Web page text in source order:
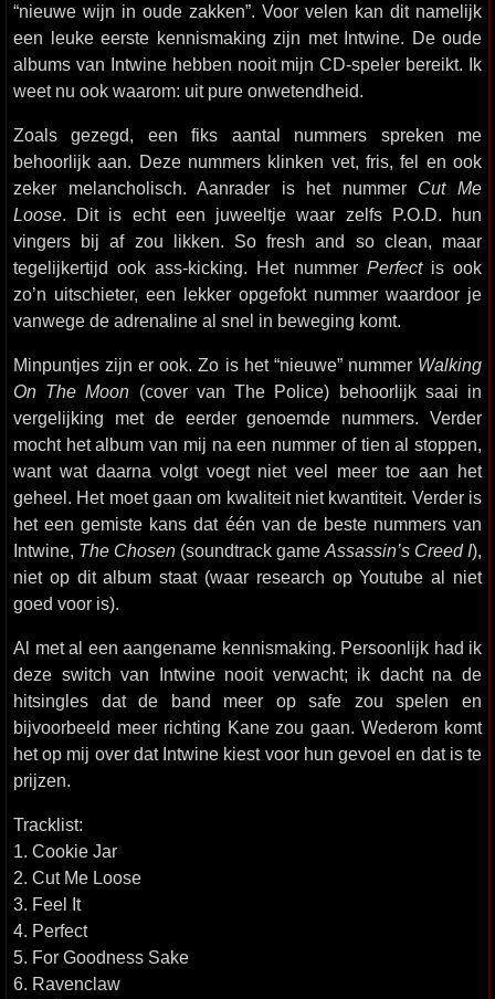
“nieuwe wijn in oude zakken”. Voor velen kan dit namelijk
een leuke eerste kennismaking zijn met Intwine. De oude
albums van Intwine hebben nooit mijn CD-speler bereikt. Ik
weet nu ook waarom: uit pure onwetendheid.
Zoals gezegd, een fiks aantal nummers spreken me
behoorlijk aan. Deze nummers klinken vet, fris, fel en ook
zeker melancholisch. Aanrader is het nummer Cut Me
Loose. Dit is echt een juweeltje waar zelfs P.O.D. hun
vingers bij af zou likken. So fresh and so clean, maar
tegelijkertijd ook ass-kicking. Het nummer Perfectis ook
zo’n uitschieter, een lekker opgefokt nummer waardoor je
vanwege de adrenaline al snel in beweging komt.
Minpuntjes zijn er ook. Zo is het “nieuwe” nummer Walking
On The Moon (cover van The Police) behoorlijk saai in
vergelijking met de eerder genoemde nummers. Verder
mocht het album van mij na een nummer of tien al stoppen,
want wat daarna volgt voegt niet veel meer toe aan het
geheel. Het moet gaan om kwaliteit niet kwantiteit. Verder is
het een gemiste kans dat één van de beste nummers van
Intwine, The Chosen (soundtrack game Assassin’s Creed I),
niet op dit album staat (waar research op Youtube al niet
goed voor is).
Al met al een aangename kennismaking. Persoonlijk had ik
deze switch van Intwine nooit verwacht; ik dacht na de
hitsingles dat de band meer op safe zou spelen en
bijvoorbeeld meer richting Kane zou gaan. Wederom komt
het op mij over dat Intwine kiest voor hun gevoel en dat is te
prijzen.
Tracklist:
1. Cookie Jar
2. Cut Me Loose
3. Feel It
4. Perfect
5. For Goodness Sake
6. Ravenclaw